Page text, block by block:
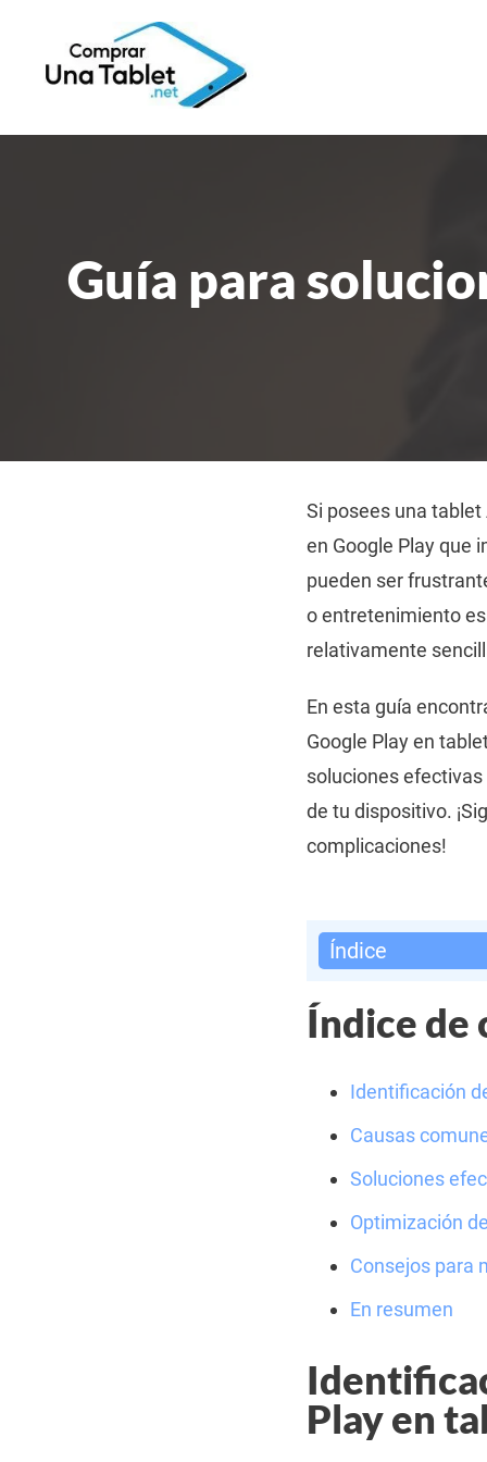
Guía para
Si posees una
en Google Play que
pueden ser
o entretenimiento
relativamente
En esta guía
Google Play en
soluciones
de tu dispositivo.
complicaciones!
Índice
Índice de
Identificación
Causas
Soluciones
Optimización
Consejos para
En resumen
Play en